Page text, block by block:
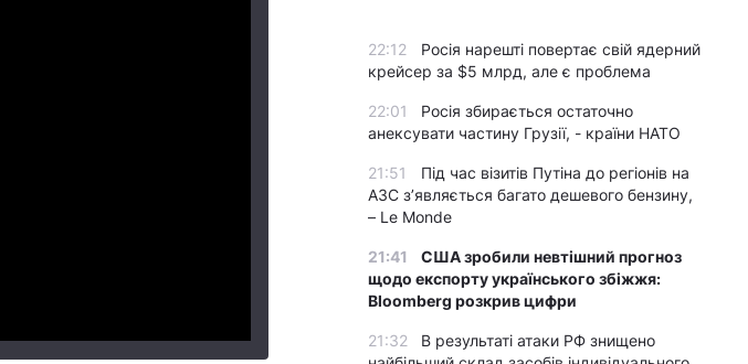
22:12
Росія нарешті повертає свій ядерний
крейсер за $5 млрд, але є проблема
22:01
Росія збирається остаточно
анексувати частину Грузії, - країни НАТО
21:51
Під час візитів Путіна до регіонів на
АЗС з’являється багато дешевого бензину,
– Le Monde
21:41
США зробили невтішний прогноз
щодо експорту українського збіжжя:
Bloomberg розкрив цифри
21:32
В результаті атаки РФ знищено